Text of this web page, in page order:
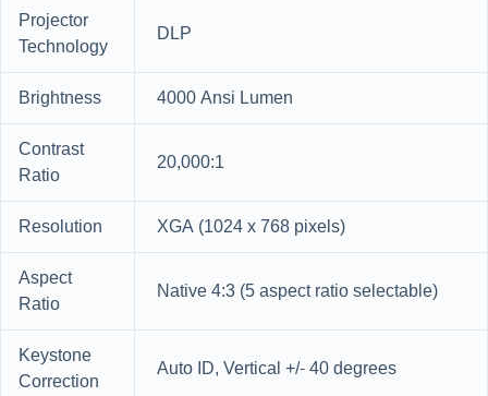
Projector
Technology
DLP
Brightness
4000 Ansi Lumen
Contrast
Ratio
20,000:1
Resolution
XGA (1024 x 768 pixels)
Aspect
Ratio
Native 4:3 (5 aspect ratio selectable)
Keystone
Correction
Auto ID, Vertical +/- 40 degrees